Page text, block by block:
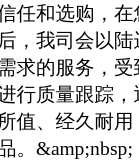
任和选购，
，我司会以
求的服务，
行质量跟踪
值、经久耐
。&amp;nbsp;